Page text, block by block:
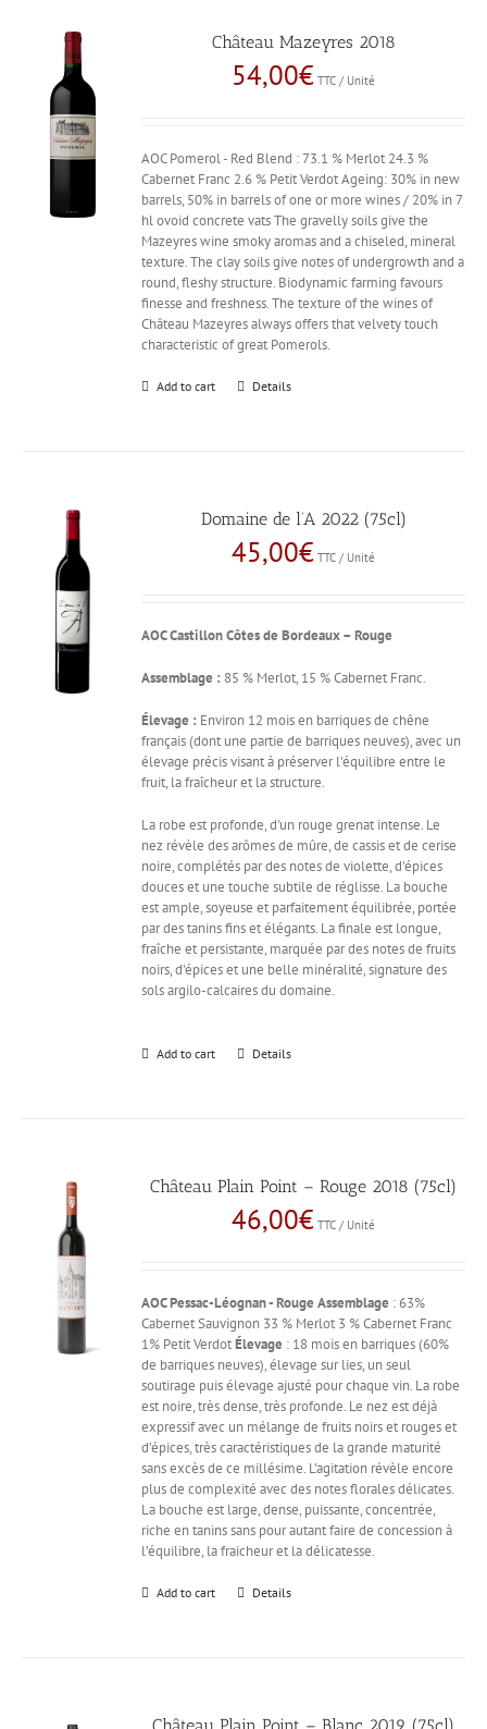
Château Mazeyres 2018
54,00€ TTC / Unité
AOC Pomerol - Red Blend : 73.1 % Merlot 24.3 %
Cabernet Franc 2.6 % Petit Verdot Ageing: 30% in new
barrels, 50% in barrels of one or more wines / 20% in 7
hl ovoid concrete vats The gravelly soils give the
Mazeyres wine smoky aromas and a chiseled, mineral
texture. The clay soils give notes of undergrowth and a
round, fleshy structure. Biodynamic farming favours
finesse and freshness. The texture of the wines of
Château Mazeyres always offers that velvety touch
characteristic of great Pomerols.
Add to cart Details
Domaine de l’A 2022 (75cl)
45,00€ TTC / Unité
AOC Castillon Côtes de Bordeaux – Rouge
Assemblage : 85 % Merlot, 15 % Cabernet Franc.
Élevage : Environ 12 mois en barriques de chêne
français (dont une partie de barriques neuves), avec un
élevage précis visant à préserver l'équilibre entre le
fruit, la fraîcheur et la structure.
La robe est profonde, d'un rouge grenat intense. Le
nez révèle des arômes de mûre, de cassis et de cerise
noire, complétés par des notes de violette, d'épices
douces et une touche subtile de réglisse. La bouche
est ample, soyeuse et parfaitement équilibrée, portée
par des tanins fins et élégants. La finale est longue,
fraîche et persistante, marquée par des notes de fruits
noirs, d'épices et une belle minéralité, signature des
sols argilo-calcaires du domaine.
Add to cart Details
Château Plain Point – Rouge 2018 (75cl)
46,00€ TTC / Unité
AOC Pessac-Léognan - Rouge Assemblage : 63%
Cabernet Sauvignon 33 % Merlot 3 % Cabernet Franc
1% Petit VerdotÉlevage : 18 mois en barriques (60%
de barriques neuves), élevage sur lies, un seul
soutirage puis élevage ajusté pour chaque vin. La robe
est noire, très dense, très profonde. Le nez est déjà
expressif avec un mélange de fruits noirs et rouges et
d’épices, très caractéristiques de la grande maturité
sans excès de ce millésime. L’agitation révèle encore
plus de complexité avec des notes florales délicates.
La bouche est large, dense, puissante, concentrée,
riche en tanins sans pour autant faire de concession à
l’équilibre, la fraicheur et la délicatesse.
Add to cart Details